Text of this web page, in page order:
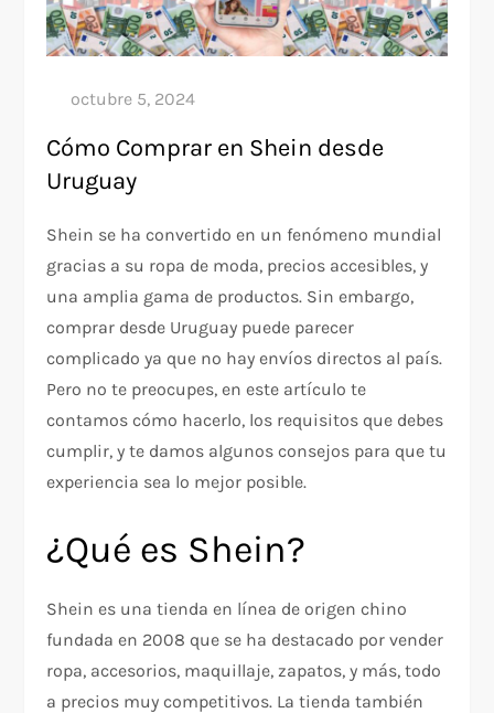
Cómo Comprar en Shein desde
Uruguay
Shein se ha convertido en un fenómeno mundial
gracias a su ropa de moda, precios accesibles, y
una amplia gama de productos. Sin embargo,
comprar desde Uruguay puede parecer
complicado ya que no hay envíos directos al país.
Pero no te preocupes, en este artículo te
contamos cómo hacerlo, los requisitos que debes
cumplir, y te damos algunos consejos para que tu
experiencia sea lo mejor posible.
¿Qué es Shein?
Shein es una tienda en línea de origen chino
fundada en 2008 que se ha destacado por vender
ropa, accesorios, maquillaje, zapatos, y más, todo
a precios muy competitivos. La tienda también